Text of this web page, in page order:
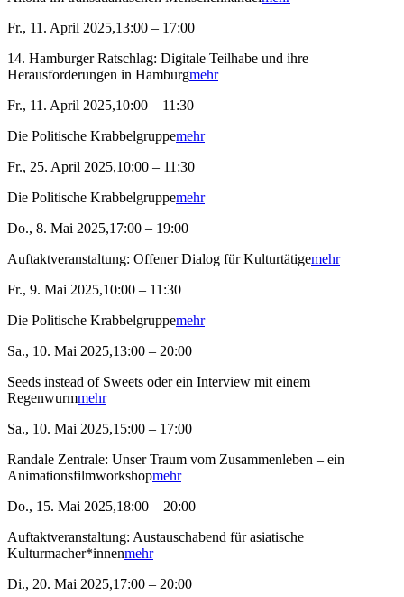
Fr., 11. April 2025,13:00 – 17:00
14. Hamburger Ratschlag: Digitale Teilhabe und ihre
Herausforderungen in Hamburgmehr
Fr., 11. April 2025,10:00 – 11:30
Die Politische Krabbelgruppemehr
Fr., 25. April 2025,10:00 – 11:30
Die Politische Krabbelgruppemehr
Do., 8. Mai 2025,17:00 – 19:00
Auftaktveranstaltung: Offener Dialog für Kulturtätigemehr
Fr., 9. Mai 2025,10:00 – 11:30
Die Politische Krabbelgruppemehr
Sa., 10. Mai 2025,13:00 – 20:00
Seeds instead of Sweets oder ein Interview mit einem
Regenwurmmehr
Sa., 10. Mai 2025,15:00 – 17:00
Randale Zentrale: Unser Traum vom Zusammenleben – ein
Animationsfilmworkshopmehr
Do., 15. Mai 2025,18:00 – 20:00
Auftaktveranstaltung: Austauschabend für asiatische
Kulturmacher*innenmehr
Di., 20. Mai 2025,17:00 – 20:00